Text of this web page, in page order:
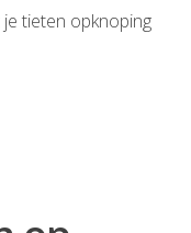
tieten opknoping